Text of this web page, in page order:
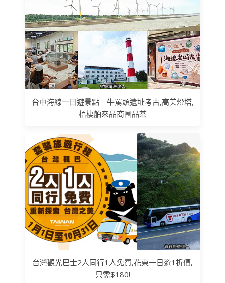
台中海線一日遊景點｜牛罵頭遺址考古,高美燈塔,
梧棲舶來品商圈品茶
台灣觀光巴士2人同行1人免費,花東一日遊1折價,
只需$180!